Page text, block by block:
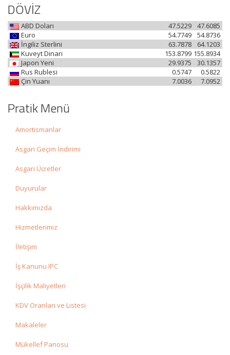
DÖVİZ
ABD Doları 47.6085
47.5229
Euro
54.8736
54.7749
İngiliz Sterlini
64.1203
63.7878
Kuveyt Dinarı
155.8934
153.8799
Japon Yeni
30.1357
29.9375
Rus Rublesi
0.5822
0.5747
Çin Yuanı
7.0952
7.0036
Pratik Menü
Amortismanlar
Asgari Geçim İndirimi
Asgari Ücretler
Duyurular
Hakkımızda
Hizmetlerimiz
İletişim
İş Kanunu IPC
İşçilik Maliyetleri
KDV Oranları ve Listesi
Makaleler
Mükellef Panosu